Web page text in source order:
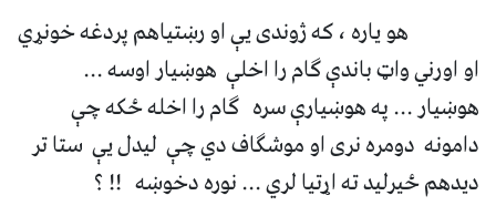
هو یاره ، که ژوندی یې او رښتیاهم پردغه خونړي
او اورني واټ باندې ګام را اخلې هوښیار اوسه ...
هوښیار ... په هوښیارې سره ګام را اخله ځکه چې
دامونه دومره نری او موشګاف دي چې لیدل یې ستا تر
دیدهم ځیرلید ته اړتیا لري ... نوره دخوښه !! ؟